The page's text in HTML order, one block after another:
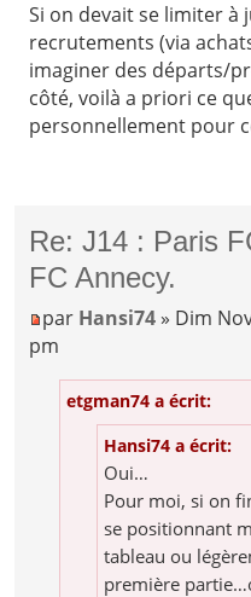
Si on devait se limiter à
recrutements (via
imaginer des départs/
côté, voilà a priori ce
personnellement pour
Re: J14 : Paris
FC Annecy.
par Hansi74 » Dim
pm
etgman74 a écrit:
Hansi74 a écrit:
Oui…
Pour moi, si on
se positionnant
tableau ou
première